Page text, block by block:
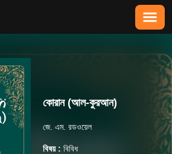
কোরান (আল-কুরআন)
জে. এম. রডওয়েল
বিষয় : বিবিধ